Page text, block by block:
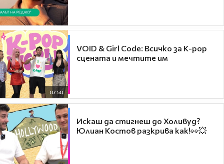
07:50
VOID & Girl Code: Всичко за K-pop
сцената и мечтите им
Искаш да стигнеш до Холивуд?
Юлиан Костов разкрива как!👀💥